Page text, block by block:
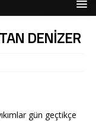
DENİZER
gün geçtikçe